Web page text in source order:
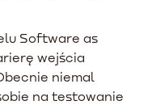
Software as
wejścia
niemal
na testowanie